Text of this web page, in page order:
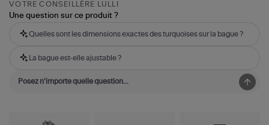
VOTRE CONSEILLÈRE LULLI
Une question sur ce produit ?
Quelles sont les dimensions exactes des turquoises sur la bague ?
La bague est-elle ajustable ?